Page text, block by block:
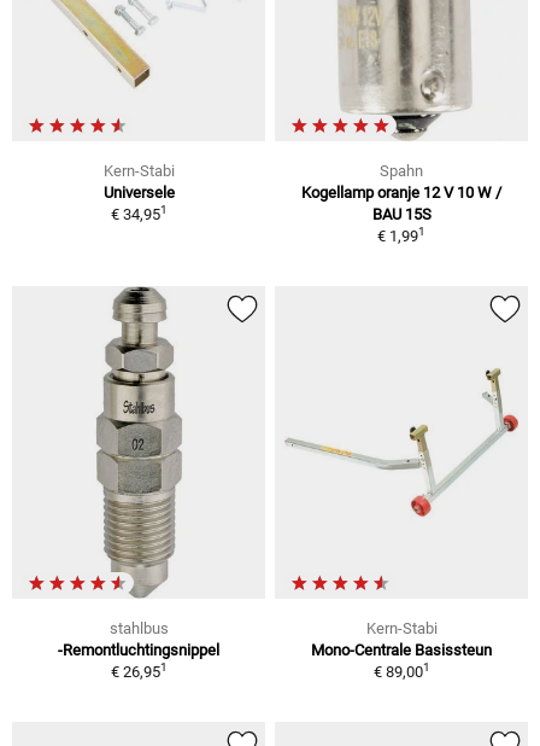
Kern-Stabi
Universele
€ 34,951
Spahn
Kogellamp oranje 12 V 10 W /
BAU 15S
€ 1,991
stahlbus
-Remontluchtingsnippel
€ 26,951
Kern-Stabi
Mono-Centrale Basissteun
€ 89,001